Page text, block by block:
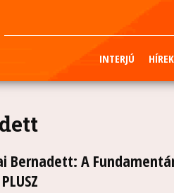
INTERJÚ HÍREK
Bernadett: A